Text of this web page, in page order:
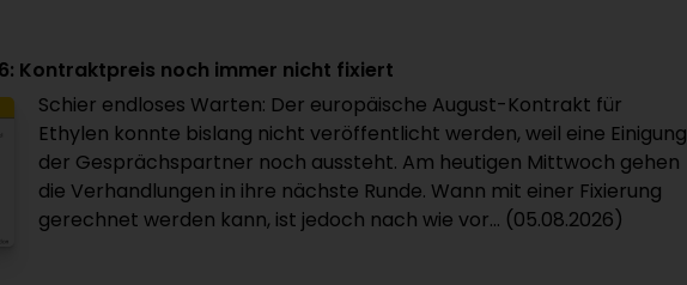
Kontraktpreis noch immer nicht fixiert
Schier endloses Warten: Der europäische August-Kontrakt für
Ethylen konnte bislang nicht veröffentlicht werden, weil eine Einigung
der Gesprächspartner noch aussteht. Am heutigen Mittwoch gehen
die Verhandlungen in ihre nächste Runde. Wann mit einer Fixierung
gerechnet werden kann, ist jedoch nach wie vor... (05.08.2026)